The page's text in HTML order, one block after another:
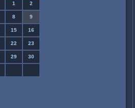
1 2
8 9
15 16
22 23
29 30